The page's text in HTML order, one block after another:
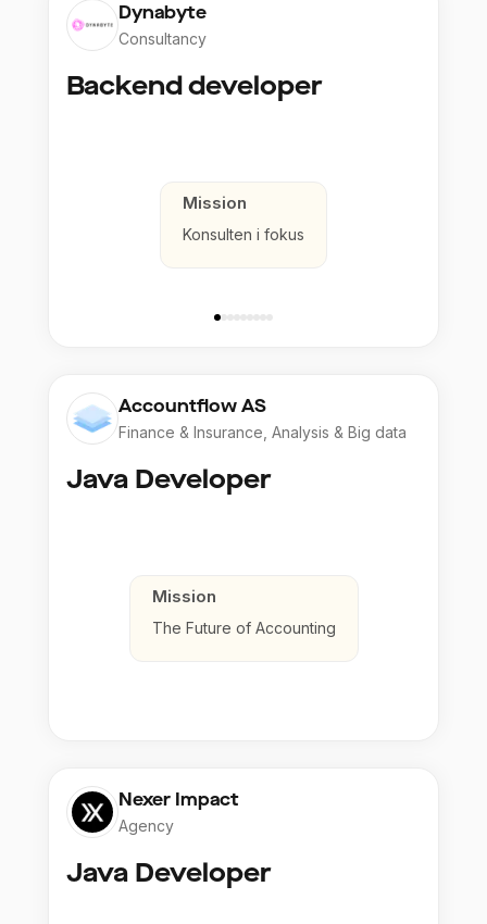
Dynabyte
Consultancy
Backend developer
Mission
Konsulten i fokus
Accountflow AS
Finance & Insurance, Analysis & Big data
Java Developer
Mission
The Future of Accounting
Nexer Impact
Agency
Java Developer